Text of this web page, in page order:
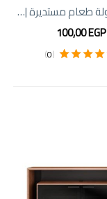
ET204 طاولة طعام مستديرة | فينجاكوب
100,00EGP
(
0
)